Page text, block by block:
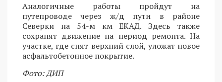
Аналогичные работы пройдут на
путепроводе через ж/д пути в районе
Северки на 54-м км ЕКАД. Здесь также
сохранят движение на период ремонта. На
участке, где снят верхний слой, уложат новое
асфальтобетонное покрытие.
Фото: ДИП